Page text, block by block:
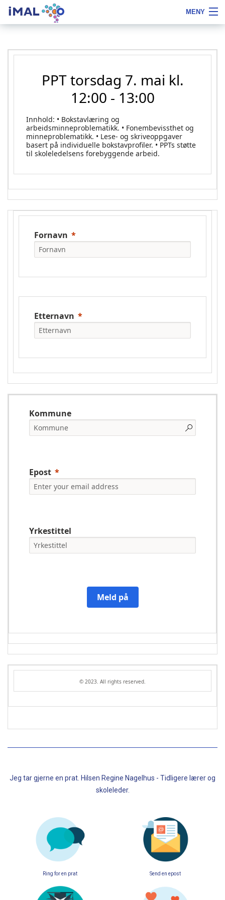
iMAL MENY
Kurs
Bokstavfilmer
Referanser
Notater
LOGG INN
Hopp
innhold
Fontstørrelse
PPT torsdag 7. mai kl.
12:00 - 13:00
Innhold: • Bokstavlæring og
arbeidsminneproblematikk. • Fonembevissthet og
minneproblematikk. • Lese- og skriveoppgaver
basert på individuelle bokstavprofiler. • PPTs støtte
til skoleledelsens forebyggende arbeid.
Fornavn
Etternavn
Kommune
Epost
Yrkestittel
Meld på
© 2023. All rights reserved.
Jeg tar gjerne en prat. Hilsen Regine Nagelhus - Tidligere lærer og
skoleleder.
Ring for en prat Send en epost